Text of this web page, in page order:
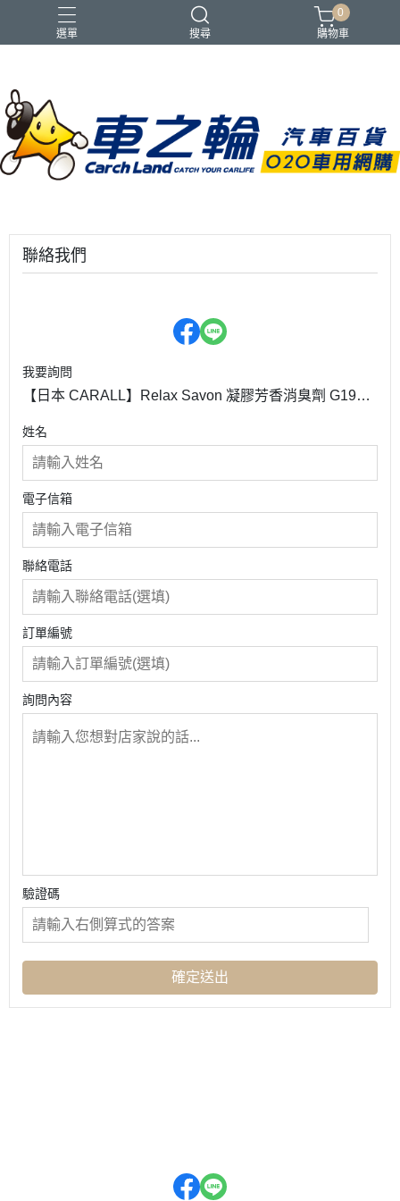
選單 搜尋
0
購物車
聯絡我們
我要詢問
【日本 CARALL】Relax Savon 凝膠芳香消臭劑 G1961
姓名
電子信箱
聯絡電話
訂單編號
詢問內容
驗證碼
確定送出